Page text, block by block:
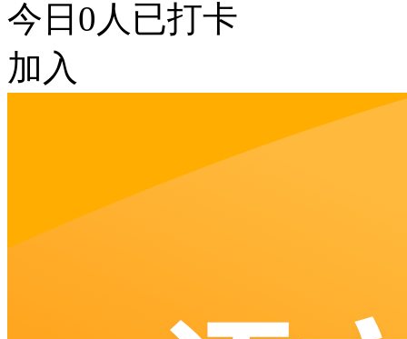
今日 0 人已打卡
加入